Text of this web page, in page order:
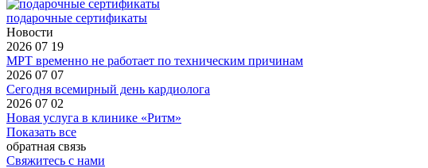
подарочные сертификаты
Новости
2026 07 19
МРТ временно не работает по техническим причинам
2026 07 07
Сегодня всемирный день кардиолога
2026 07 02
Новая услуга в клинике «Ритм»
Показать все
обратная связь
Свяжитесь с нами